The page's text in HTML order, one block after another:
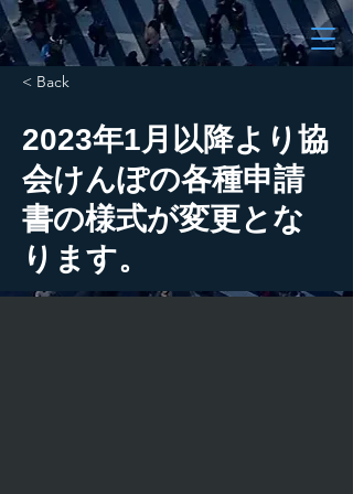
< Back
2023年1月以降より協
会けんぽの各種申請
書の様式が変更とな
ります。